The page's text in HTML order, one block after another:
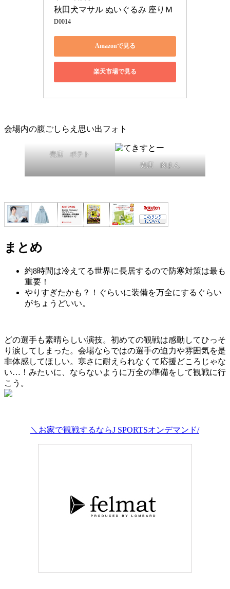
秋田犬マサル ぬいぐるみ 座りＭ
D0014
Amazonで見る
楽天市場で見る
会場内の腹ごしらえ思い出フォト
売店 ポテト
売店 肉まん
まとめ
約8時間は冷えてる世界に長居するので防寒対策は最も
重要！
やりすぎたかも？！ぐらいに装備を万全にするぐらい
がちょうどいい。
どの選手も素晴らしい演技。初めての観戦は感動してひっそ
り涙してしまった。会場ならではの選手の迫力や雰囲気を是
非体感してほしい。寒さに耐えられなくて応援どころじゃな
い…！みたいに、ならないように万全の準備をして観戦に行
こう。
＼お家で観戦するならJ SPORTSオンデマンド/